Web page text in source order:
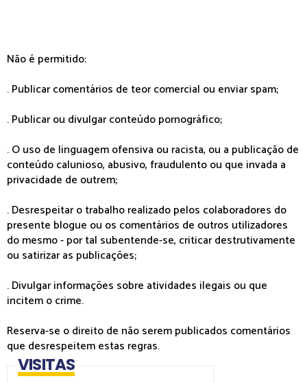
Não é permitido:
. Publicar comentários de teor comercial ou enviar spam;
. Publicar ou divulgar conteúdo pornográfico;
. O uso de linguagem ofensiva ou racista, ou a publicação de
conteúdo calunioso, abusivo, fraudulento ou que invada a
privacidade de outrem;
. Desrespeitar o trabalho realizado pelos colaboradores do
presente blogue ou os comentários de outros utilizadores
do mesmo - por tal subentende-se, criticar destrutivamente
ou satirizar as publicações;
. Divulgar informações sobre atividades ilegais ou que
incitem o crime.
Reserva-se o direito de não serem publicados comentários
que desrespeitem estas regras.
VISITAS